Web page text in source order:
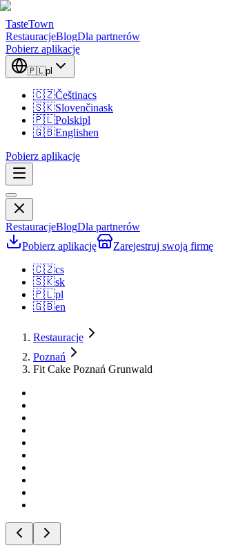
TasteTown
RestauracjeBlogDla partnerów
Pobierz aplikację
🇵🇱pl
🇨🇿Češtinacs
🇸🇰Slovenčinask
🇵🇱Polskipl
🇬🇧Englishen
Pobierz aplikację
RestauracjeBlogDla partnerów
Pobierz aplikację
Zarejestruj swoją firmę
🇨🇿cs
🇸🇰sk
🇵🇱pl
🇬🇧en
Restauracje
Poznań
Fit Cake Poznań Grunwald